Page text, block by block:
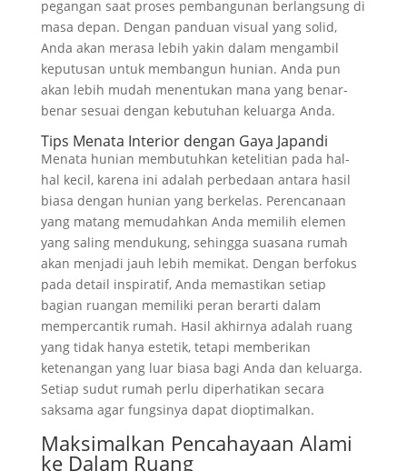
pegangan saat proses pembangunan berlangsung di
masa depan. Dengan panduan visual yang solid,
Anda akan merasa lebih yakin dalam mengambil
keputusan untuk membangun hunian. Anda pun
akan lebih mudah menentukan mana yang benar-
benar sesuai dengan kebutuhan keluarga Anda.
Tips Menata Interior dengan Gaya Japandi
Menata hunian membutuhkan ketelitian pada hal-
hal kecil, karena ini adalah perbedaan antara hasil
biasa dengan hunian yang berkelas. Perencanaan
yang matang memudahkan Anda memilih elemen
yang saling mendukung, sehingga suasana rumah
akan menjadi jauh lebih memikat. Dengan berfokus
pada detail inspiratif, Anda memastikan setiap
bagian ruangan memiliki peran berarti dalam
mempercantik rumah. Hasil akhirnya adalah ruang
yang tidak hanya estetik, tetapi memberikan
ketenangan yang luar biasa bagi Anda dan keluarga.
Setiap sudut rumah perlu diperhatikan secara
saksama agar fungsinya dapat dioptimalkan.
Maksimalkan Pencahayaan Alami
ke Dalam Ruang